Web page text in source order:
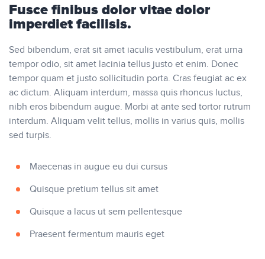
Fusce finibus dolor vitae dolor
imperdiet facilisis.
Sed bibendum, erat sit amet iaculis vestibulum, erat urna
tempor odio, sit amet lacinia tellus justo et enim. Donec
tempor quam et justo sollicitudin porta. Cras feugiat ac ex
ac dictum. Aliquam interdum, massa quis rhoncus luctus,
nibh eros bibendum augue. Morbi at ante sed tortor rutrum
interdum. Aliquam velit tellus, mollis in varius quis, mollis
sed turpis.
Maecenas in augue eu dui cursus
Quisque pretium tellus sit amet
Quisque a lacus ut sem pellentesque
Praesent fermentum mauris eget